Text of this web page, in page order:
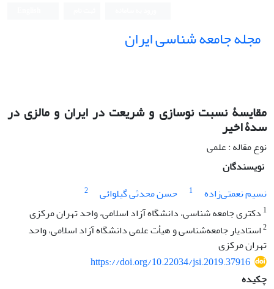
مجله جامعه شناسی ایران
مقایسۀ نسبت نوسازی و شریعت در ایران و مالزی در
سدۀ اخیر
نوع مقاله : علمی
نویسندگان
نسیم نعمتی‌زاده
1 حسن محدثی گیلوائی
2
1 دکتری جامعه شناسی، دانشگاه آزاد اسلامی، واحد تهران مرکزی
2استادیار جامعه‌شناسی و هیأت علمی دانشگاه آزاد اسلامی، واحد
تهران مرکزی
https://doi.org/10.22034/jsi.2019.37916
چکیده